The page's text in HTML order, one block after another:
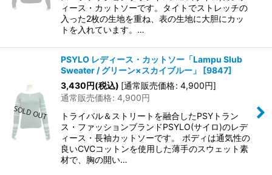
ィース・カットソーです。タイトでストレッチの
入った2枚の生地を重ね、表の生地に大胆にカッ
トを入れています。…
PSYLO レディース・カットソー「Lampu Slub
Sweater / グリーン×スカイブルー」
[9847]
3,430円(税込) [通常販売価格: 4,900円]
通常販売価格: 4,900円
トライバル＆ストリートを融合したPSYトラン
ス・ファッションブランドPSYLO(サイロ)のレデ
ィース・長袖カットソーです。 ボディは通気性の
良いCVCコットンを使用した薄手のスウェット素
材で、胸の開い…